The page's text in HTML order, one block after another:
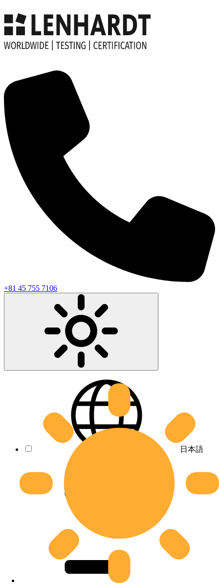
+81 45 755 7106
日本語